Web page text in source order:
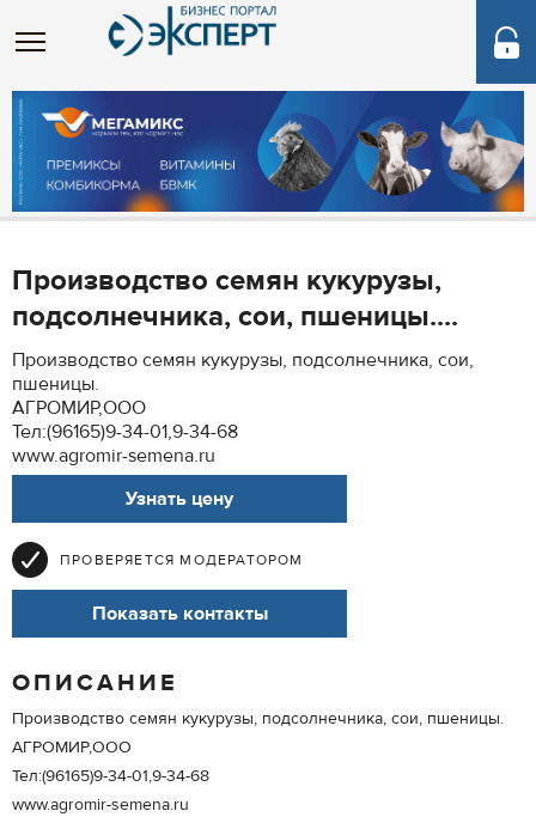
Производство семян кукурузы,
подсолнечника, сои, пшеницы....
Производство семян кукурузы, подсолнечника, сои,
пшеницы.
АГРОМИР,ООО
Тел:(96165)9-34-01,9-34-68
www.agromir-semena.ru
Узнать цену
ПРОВЕРЯЕТСЯ МОДЕРАТОРОМ
Показать контакты
ОПИСАНИЕ
Производство семян кукурузы, подсолнечника, сои, пшеницы.
АГРОМИР,ООО
Тел:(96165)9-34-01,9-34-68
www.agromir-semena.ru